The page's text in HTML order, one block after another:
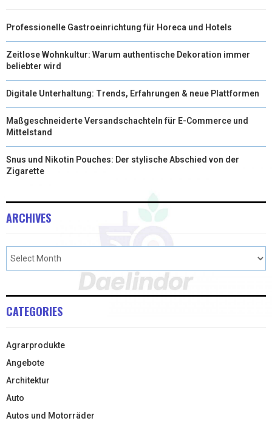
Professionelle Gastroeinrichtung für Horeca und Hotels
Zeitlose Wohnkultur: Warum authentische Dekoration immer
beliebter wird
Digitale Unterhaltung: Trends, Erfahrungen & neue Plattformen
Maßgeschneiderte Versandschachteln für E-Commerce und
Mittelstand
Snus und Nikotin Pouches: Der stylische Abschied von der
Zigarette
ARCHIVES
CATEGORIES
Agrarprodukte
Angebote
Architektur
Auto
Autos und Motorräder